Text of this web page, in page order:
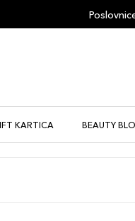
KARTICA BEAUTY